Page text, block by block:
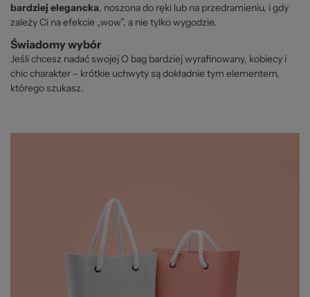
bardziej elegancka, noszona do ręki lub na przedramieniu, i gdy
zależy Ci na efekcie „wow”, a nie tylko wygodzie.
Świadomy wybór
Jeśli chcesz nadać swojej O bag bardziej wyrafinowany, kobiecy i
chic charakter – krótkie uchwyty są dokładnie tym elementem,
którego szukasz.